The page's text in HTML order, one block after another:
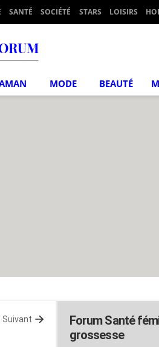
SANTÉ SOCIÉTÉ STARS LOISIRS
MODE BEAUTÉ
Suivant
Forum Santé
grossesse